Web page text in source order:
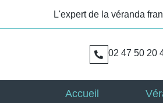
L'expert de la véranda
02 47 50 20
Accueil